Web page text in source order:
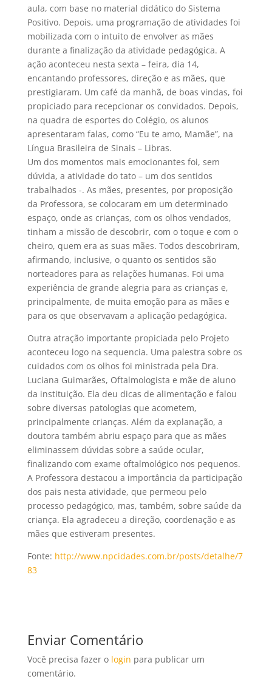
aula, com base no material didático do Sistema
Positivo. Depois, uma programação de atividades foi
mobilizada com o intuito de envolver as mães
durante a finalização da atividade pedagógica. A
ação aconteceu nesta sexta – feira, dia 14,
encantando professores, direção e as mães, que
prestigiaram. Um café da manhã, de boas vindas, foi
propiciado para recepcionar os convidados. Depois,
na quadra de esportes do Colégio, os alunos
apresentaram falas, como “Eu te amo, Mamãe”, na
Língua Brasileira de Sinais – Libras.
Um dos momentos mais emocionantes foi, sem
dúvida, a atividade do tato – um dos sentidos
trabalhados -. As mães, presentes, por proposição
da Professora, se colocaram em um determinado
espaço, onde as crianças, com os olhos vendados,
tinham a missão de descobrir, com o toque e com o
cheiro, quem era as suas mães. Todos descobriram,
afirmando, inclusive, o quanto os sentidos são
norteadores para as relações humanas. Foi uma
experiência de grande alegria para as crianças e,
principalmente, de muita emoção para as mães e
para os que observavam a aplicação pedagógica.
Outra atração importante propiciada pelo Projeto
aconteceu logo na sequencia. Uma palestra sobre os
cuidados com os olhos foi ministrada pela Dra.
Luciana Guimarães, Oftalmologista e mãe de aluno
da instituição. Ela deu dicas de alimentação e falou
sobre diversas patologias que acometem,
principalmente crianças. Além da explanação, a
doutora também abriu espaço para que as mães
eliminassem dúvidas sobre a saúde ocular,
finalizando com exame oftalmológico nos pequenos.
A Professora destacou a importância da participação
dos pais nesta atividade, que permeou pelo
processo pedagógico, mas, também, sobre saúde da
criança. Ela agradeceu a direção, coordenação e as
mães que estiveram presentes.
Fonte: http://www.npcidades.com.br/posts/detalhe/7
83
Enviar Comentário
Você precisa fazer o login para publicar um
comentário.